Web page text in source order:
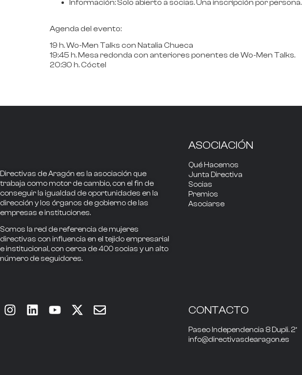
Información: Solo abierto a socias. Una inscripción por persona.
Agenda del evento:
19 h.Wo-Men Talks con Natalia Chueca
19:45 h.Mesa redonda con anteriores ponentes de Wo-Men Talks.
20:30 h. Cóctel
Directivas de Aragón es la asociación que
trabaja comomotor de cambio, con el fin de
conseguir la igualdad de oportunidades en la
dirección y los órganos de gobierno de las
empresas e instituciones.
Somos la red de referencia de mujeres
directivas con influencia en el tejido empresarial
e institucional, con cerca de400 socias y un alto
número de seguidores.
ASOCIACIÓN
Qué Hacemos
Junta Directiva
Socias
Premios
Asociarse
CONTACTO
Paseo Independencia 8 Dupli. 2º
info@directivasdearagon.es